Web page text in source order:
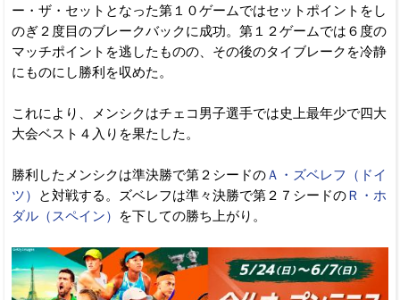
ー・ザ・セットとなった第１０ゲームではセットポイントをし
のぎ２度目のブレークバックに成功。第１２ゲームでは６度の
マッチポイントを逃したものの、その後のタイブレークを冷静
にものにし勝利を収めた。
これにより、メンシクはチェコ男子選手では史上最年少で四大
大会ベスト４入りを果たした。
勝利したメンシクは準決勝で第２シードのＡ・ズベレフ（ドイ
ツ）
と対戦する。ズベレフは準々決勝で第２７シードのＲ・ホ
ダル（スペイン）
を下しての勝ち上がり。